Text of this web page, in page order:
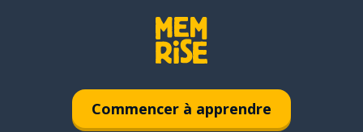
Commencer à apprendre